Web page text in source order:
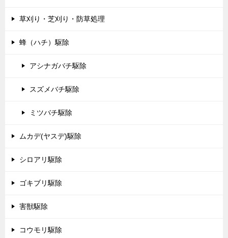
草刈り・芝刈り・防草処理
蜂（ハチ）駆除
アシナガバチ駆除
スズメバチ駆除
ミツバチ駆除
ムカデ(ヤスデ)駆除
シロアリ駆除
ゴキブリ駆除
害獣駆除
コウモリ駆除